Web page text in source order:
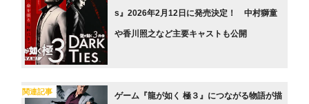
s』2026年2月12日に発売決定！ 中村獅童
や香川照之など主要キャストも公開
関連記事 ゲーム『龍が如く 極３』につながる物語が描